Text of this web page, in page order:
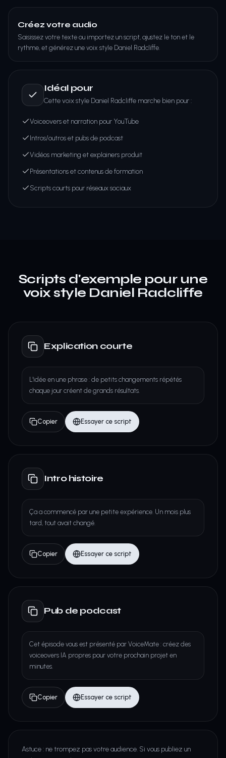
Créez votre audio
Saisissez votre texte ou importez un script, ajustez le ton et le
rythme, et générez une voix style Daniel Radcliffe.
Idéal pour
Cette voix style Daniel Radcliffe marche bien pour :
Voiceovers et narration pour YouTube
Intros/outros et pubs de podcast
Vidéos marketing et explainers produit
Présentations et contenus de formation
Scripts courts pour réseaux sociaux
Scripts d'exemple pour une
voix style Daniel Radcliffe
Explication courte
L'idée en une phrase : de petits changements répétés
chaque jour créent de grands résultats.
Copier Essayer ce script
Intro histoire
Ça a commencé par une petite expérience. Un mois plus
tard, tout avait changé.
Copier Essayer ce script
Pub de podcast
Cet épisode vous est présenté par VoiceMate : créez des
voiceovers IA propres pour votre prochain projet en
minutes.
Copier Essayer ce script
Astuce : ne trompez pas votre audience. Si vous publiez un